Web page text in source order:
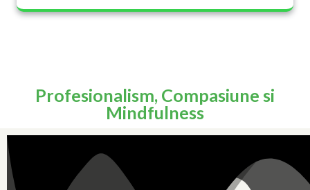
Profesionalism, Compasiune si
Mindfulness